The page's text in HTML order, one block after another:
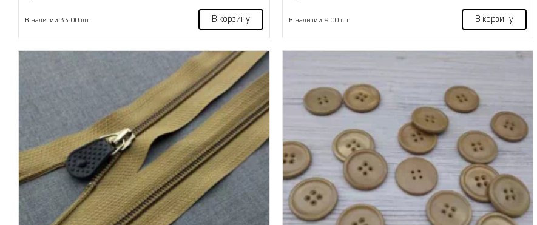
В наличии 33.00 шт В корзину В наличии 9.00 шт В корзину